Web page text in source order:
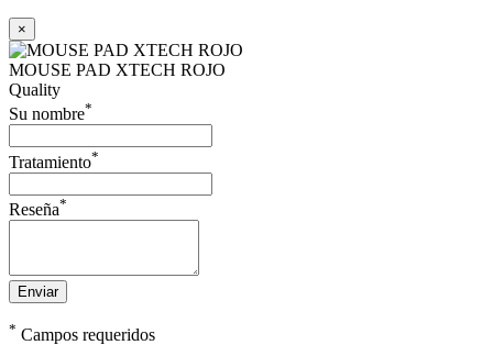
×
MOUSE PAD XTECH ROJO
Quality
Su nombre*
Tratamiento*
Reseña*
Enviar
* Campos requeridos